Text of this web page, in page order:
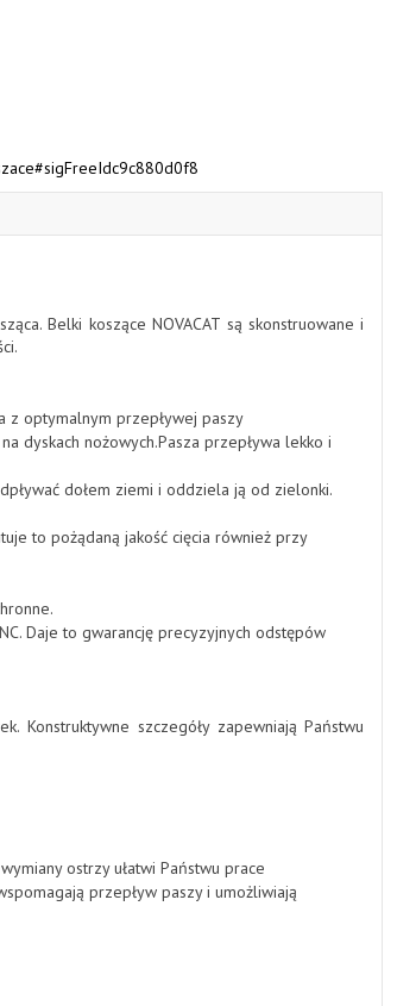
Belki koszące NOVACAT są skonstruowane i
z optymalnym przepływej paszy
dyskach nożowych.Pasza przepływa lekko i
dołem ziemi i oddziela ją od zielonki.
to pożądaną jakość cięcia również przy
Daje to gwarancję precyzyjnych odstępów
Konstruktywne szczegóły zapewniają Państwu
ostrzy ułatwi Państwu prace
przepływ paszy i umożliwiają